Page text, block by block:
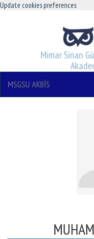
Update cookies preferences
Mimar Sinan
MSGSU AKBİS